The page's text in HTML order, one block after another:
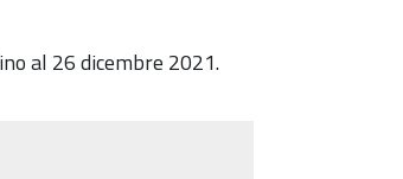
al 26 dicembre 2021.